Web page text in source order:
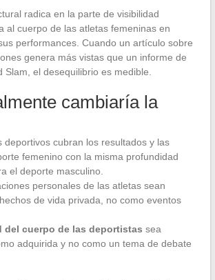
radica en la parte de visibilidad
al cuerpo de las atletas femeninas en
performances. Cuando un artículo sobre
genera más vistas que un informe de
Slam, el desequilibrio es medible.
cambiaría la
deportivos cubran los resultados y las
femenino con la misma profundidad
el deporte masculino.
personales de las atletas sean
de vida privada, no como eventos
del cuerpo de las deportistas sea
adquirida y no como un tema de debate